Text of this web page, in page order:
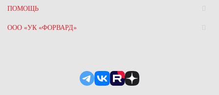
ПОМОЩЬ
ООО «УК «ФОРВАРД»